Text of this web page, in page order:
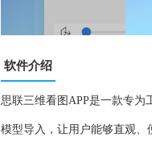
软件介绍
思联三维看图APP是一款专为
模型导入，让用户能够直观、